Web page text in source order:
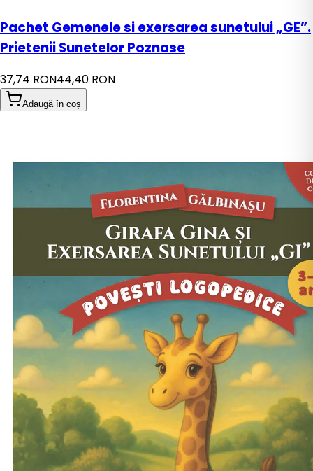
Pachet Gemenele si exersarea sunetului „GE”.
Prietenii Sunetelor Poznase
37,74 RON44,40 RON
Adaugă în coș